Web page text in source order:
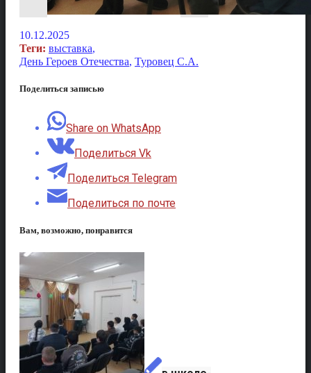
10.12.2025
Теги: выставка,
День Героев Отечества, Туровец С.А.
Поделиться записью
Share on WhatsApp
Поделиться Vk
Поделиться Telegram
Поделиться по почте
Вам, возможно, понравится